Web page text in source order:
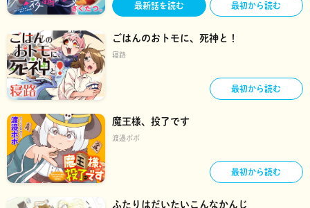
最新話を読む 最初から読む
ごはんのおトモに、死神と！
寝路
最初から読む
魔王様、投了です
渡邉ポポ
最初から読む
ふたりはだいたいこんなかんじ